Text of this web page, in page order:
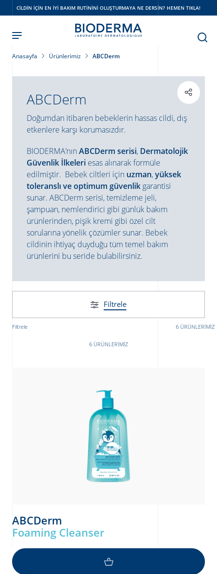
CILDIN IÇIN EN IYI BAKIM RUTININI OLUŞTURMAYA NE DERSIN? HEMEN TIKLA!
Anasayfa Ürünlerimiz ABCDerm
ABCDerm
Doğumdan itibaren bebeklerin hassas cildi, dış
etkenlere karşı korumasızdır.
BIODERMA’nınABCDerm serisi, Dermatolojik
Güvenlik İlkeleri esas alınarak formüle
edilmiştir. Bebek ciltleri için uzman,yüksek
toleranslı ve optimum güvenlik garantisi
sunar. ABCDerm serisi, temizleme jeli,
şampuan, nemlendirici gibi günlük bakım
ürünlerinden, pişik kremi gibi özel cilt
sorularına yönelik çözümler sunar. Bebek
cildinin ihtiyaç duyduğu tüm temel bakım
ürünlerini bu seride bulabilirsiniz.
Filtrele
Filtrele 6 ÜRÜNLERIMIZ
6 ÜRÜNLERIMIZ
ABCDerm
Foaming Cleanser